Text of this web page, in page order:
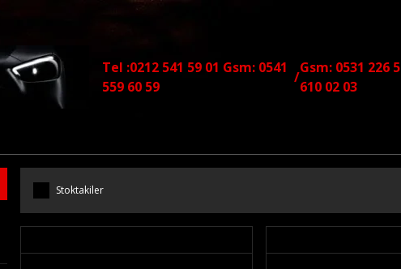
Tel :0212 541 59 01 Gsm: 0541
559 60 59
/
Gsm: 0531 226
610 02 03
Stoktakiler